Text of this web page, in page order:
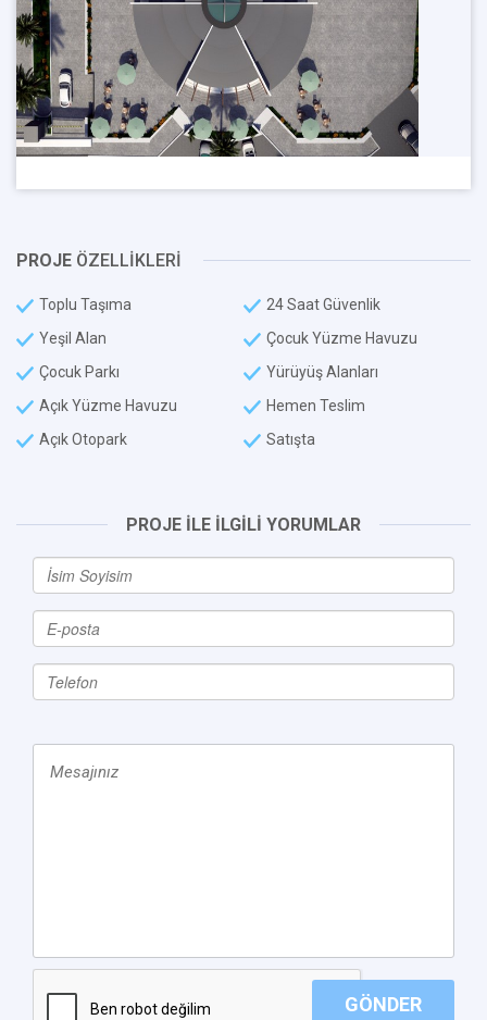
PROJE ÖZELLİKLERİ
Toplu Taşıma
24 Saat Güvenlik
Yeşil Alan
Çocuk Yüzme Havuzu
Çocuk Parkı
Yürüyüş Alanları
Açık Yüzme Havuzu
Hemen Teslim
Açık Otopark
Satışta
PROJE İLE İLGİLİ YORUMLAR
GÖNDER